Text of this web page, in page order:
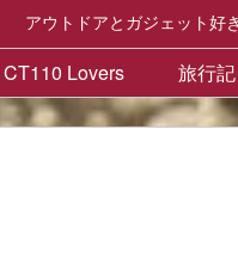
アウトドアとガジェット好
CT110 Lovers 旅行記